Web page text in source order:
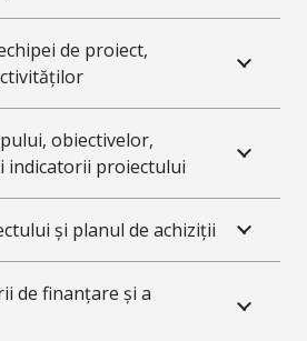
de proiect,
obiectivelor,
indicatorii proiectului
și planul de achiziții
de finanțare și a